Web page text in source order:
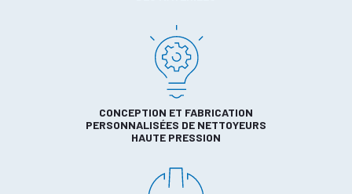
CONCEPTION ET FABRICATION
PERSONNALISÉES DE NETTOYEURS
HAUTE PRESSION